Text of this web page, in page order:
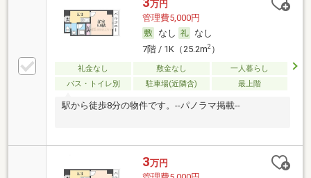
万円
管理費5,000円
なし
なし
7階 / 1K（25.2m2）
礼金なし 敷金なし
一人暮らし
バス・トイレ別
駐車場(近隣含) 最上階
駅から徒歩8分の物件です。--パノラマ掲載--
3万円